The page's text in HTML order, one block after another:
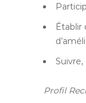
Établir
Profil